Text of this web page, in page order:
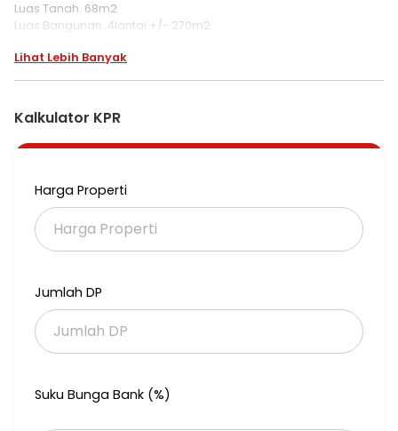
Luas Tanah. 68m2
Luas Bangunan. 4lantai +/- 270m2
SHM
*Harga Jual : 2.75M nego*
* 1 deretan dengan BCA
* Parkiran luas
Lihat Lebih Banyak
Kalkulator KPR
Harga Properti
Jumlah DP
Suku Bunga Bank (%)